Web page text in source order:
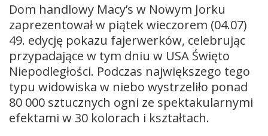
Dom handlowy Macy’s w Nowym Jorku
zaprezentował w piątek wieczorem (04.07)
49. edycję pokazu fajerwerków, celebrując
przypadające w tym dniu w USA Święto
Niepodległości. Podczas największego tego
typu widowiska w niebo wystrzeliło ponad
80 000 sztucznych ogni ze spektakularnymi
efektami w 30 kolorach i kształtach.